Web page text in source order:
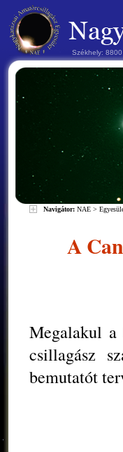
Székhely:
Navigátor: NAE >
A
Megalakul a
csillagász
bemutatót